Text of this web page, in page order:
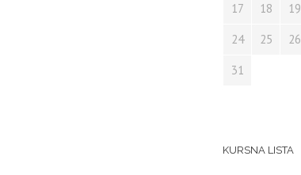
17 18 19
24 25 26
31
KURSNA LISTA